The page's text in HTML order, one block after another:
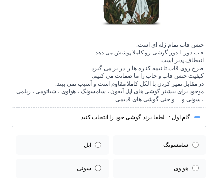
جنس قاب تمام ژله ای است.
قاب دور تا دور گوشی رو کاملا پوشش می دهد.
انعطاف پذیر است.
طرح روی قاب تا نیمه کناره ها را در بر می گیرد.
کیفیت جنس قاب و چاپ را ما ضمانت می کنیم.
در مقابل تمیز کردن با الکل کاملا مقاوم است و آسیب نمی بیند.
موجود برای بیشتر گوشی های اپل آیفون ، سامسونگ ، هواوی ، شیائومی ، ریلمی
، سونی و ... و حتی گوشی های قدیمی
گام اول : لطفا برند گوشی خود را انتخاب کنید
سامسونگ اپل
هواوی سونی